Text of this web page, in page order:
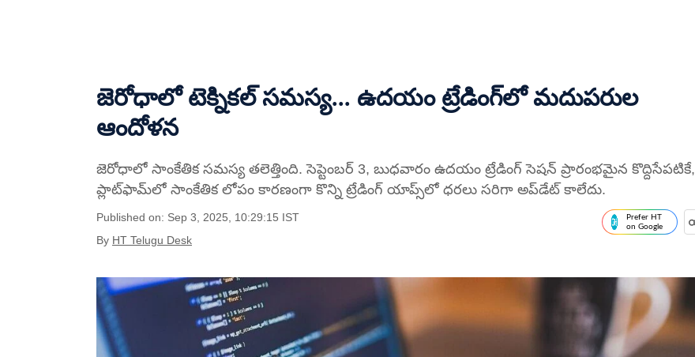
జెరోధాలో టెక్నికల్ సమస్య... ఉదయం ట్రేడింగ్‌లో మదుపరుల
ఆందోళన
జెరోధాలో సాంకేతిక సమస్య తలెత్తింది. సెప్టెంబర్ 3, బుధవారం ఉదయం ట్రేడింగ్ సెషన్ ప్రారంభమైన కొద్దిసేపటికే,
ప్లాట్‌ఫామ్‌లో సాంకేతిక లోపం కారణంగా కొన్ని ట్రేడింగ్ యాప్స్‌లో ధరలు సరిగా అప్‌డేట్ కాలేదు.
Published on: Sep 3, 2025, 10:29:15 IST
By HT Telugu Desk
Prefer HT
on Google